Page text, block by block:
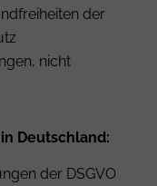
der
nicht
Deutschland:
der DSGVO